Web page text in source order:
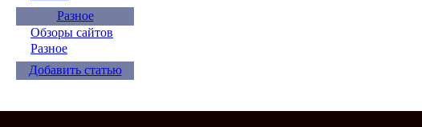
Разное
Обзоры сайтов
Разное
Добавить статью